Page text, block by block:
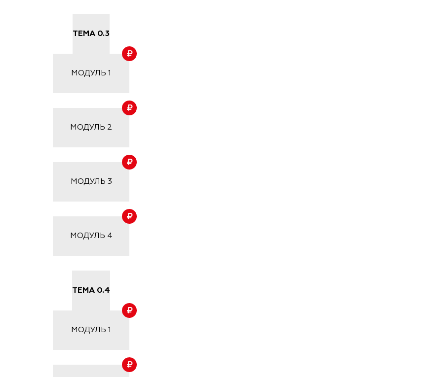
ТЕМА 0.3
МОДУЛЬ 1
МОДУЛЬ 2
МОДУЛЬ 3
МОДУЛЬ 4
ТЕМА 0.4
МОДУЛЬ 1